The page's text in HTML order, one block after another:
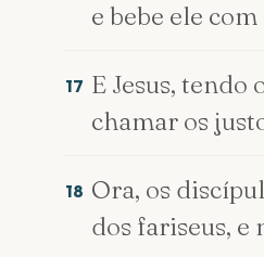
e bebe ele
17 E Jesus, tendo
chamar os
18 Ora, os
dos fariseus, e